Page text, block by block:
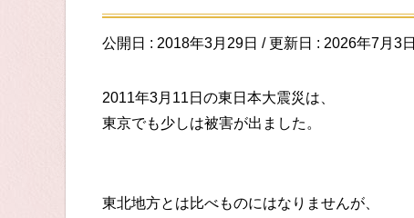
公開日 : 2018年3月29日 / 更新日 : 2026年7月3日
2011年3月11日の東日本大震災は、
東京でも少しは被害が出ました。
東北地方とは比べものにはなりませんが、